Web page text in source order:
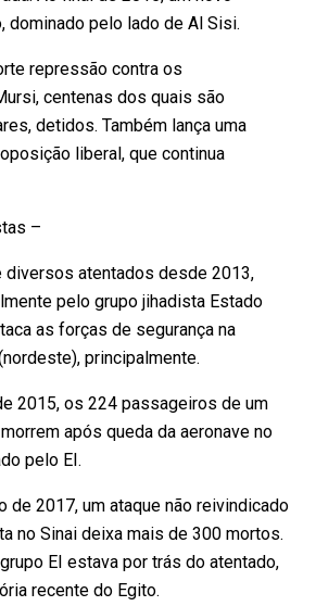
dominado pelo lado de Al Sisi.
repressão contra os
centenas dos quais são
detidos. Também lança uma
liberal, que continua
–
diversos atentados desde 2013,
pelo grupo jihadista Estado
as forças de segurança na
principalmente.
2015, os 224 passageiros de um
após queda da aeronave no
pelo EI.
de 2017, um ataque não reivindicado
no Sinai deixa mais de 300 mortos.
EI estava por trás do atentado,
recente do Egito.